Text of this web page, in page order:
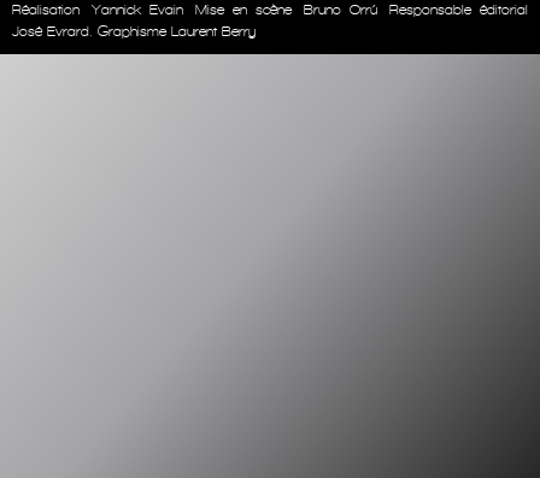
Réalisation
Yannick Evain Mise en scène Bruno Orrú
Responsable éditorial
José Evrard. Graphisme Laurent Berry